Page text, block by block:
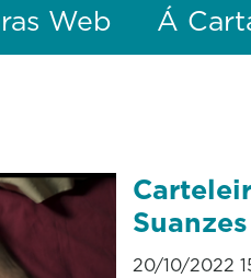
Web
Á
Suanzes
20/10/2022